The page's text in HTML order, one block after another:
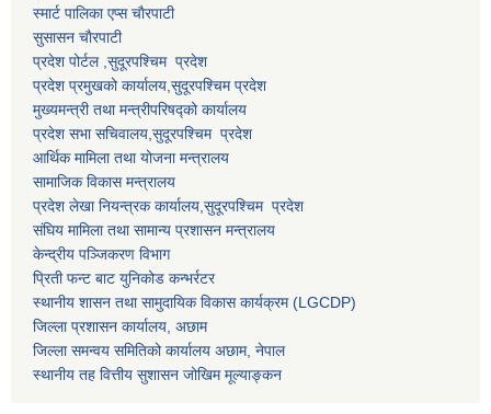
स्मार्ट पालिका एप्स चाैरपाटी
सुसासन चाैरपाटी
प्रदेश पोर्टल ,सुदूरपश्चिम प्रदेश
प्रदेश प्रमुखको कार्यालय,सुदूरपश्चिमप्रदेश
मुख्यमन्त्री तथा मन्त्रीपरिषद्को कार्यालय
प्रदेश सभा सचिवालय,सुदूरपश्चिम प्रदेश
आर्थिक मामिला तथा योजना मन्त्रालय
सामाजिक विकास मन्त्रालय
प्रदेश लेखा नियन्त्रक कार्यालय,सुदूरपश्चिम प्रदेश
संघिय मामिला तथा सामान्य प्रशासन मन्त्रालय
केन्द्रीय पञ्जिकरण विभाग
प्रिती फन्ट बाट युनिकोड कन्भर्रटर
स्थानीय शासन तथा सामुदायिक विकास कार्यक्रम (LGCDP)
जिल्ला प्रशासन कार्यालय, अछाम
जिल्ला समन्वय समितिको कार्यालय अछाम, नेपाल
स्थानीय तह वित्तीय सुशासन जोखिम मूल्याङ्कन